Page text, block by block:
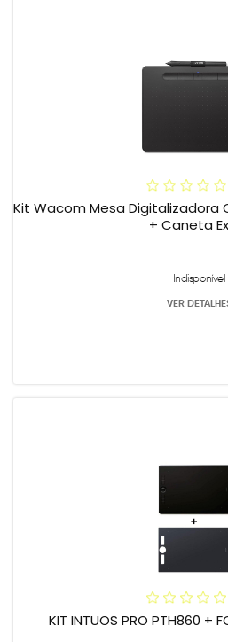
Kit Wacom Mesa Digitalizadora
+ Caneta
Indisponível
VER
KIT INTUOS PRO PTH860 +